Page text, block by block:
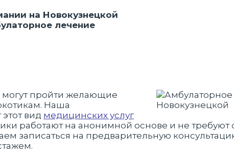
на Новокузнецкой
лечение
пройти желающие
Наша
вид медицинских услуг
работают на анонимной основе и не
записаться на предварительную